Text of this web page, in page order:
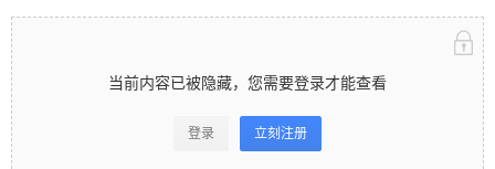
当前内容已被隐藏，您需要登录才能查看
登录 立刻注册